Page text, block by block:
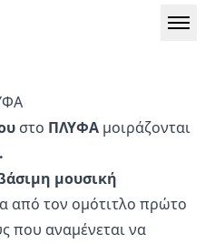
στο ΠΛΥΦΑ μοιράζονται
μουσική
από τον ομότιτλο πρώτο
που αναμένεται να